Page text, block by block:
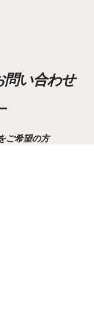
問い合わせ
ご希望の方